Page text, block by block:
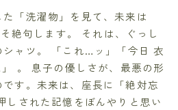
「洗濯物」を見て、未来は
絶句します。 それは、ぐっし
シャツ。 「これ…ッ」「今日 衣
。 息子の優しさが、最悪の形
す。未来は、座長に「絶対忘
しされた記憶をぼんやりと思い